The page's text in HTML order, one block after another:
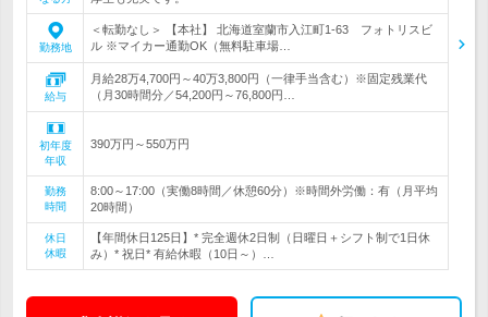
勤務地
＜転勤なし＞ 【本社】 北海道室蘭市入江町1-63 フォトリスビ
ル ※マイカー通勤OK（無料駐車場…
給与
月給28万4,700円～40万3,800円（一律手当含む）※固定残業代
（月30時間分／54,200円～76,800円…
初年度
年収
390万円～550万円
勤務
時間
8:00～17:00（実働8時間／休憩60分）※時間外労働：有（月平均
20時間）
休日
休暇
【年間休日125日】* 完全週休2日制（日曜日＋シフト制で1日休
み）* 祝日* 有給休暇（10日～）…